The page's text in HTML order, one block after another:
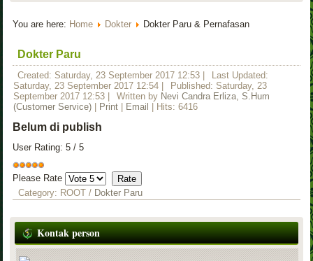
You are here: Home Dokter Dokter Paru & Pernafasan
Dokter Paru
Created: Saturday, 23 September 2017 12:53 |
Last Updated:
Saturday, 23 September 2017 12:54 |
Published: Saturday, 23
September 2017 12:53 | Written by Nevi Candra Erliza, S.Hum
(Customer Service) | Print | Email | Hits: 6416
Belum di publish
User Rating:5 /5
Please Rate
Category: ROOT / Dokter Paru
Kontak person